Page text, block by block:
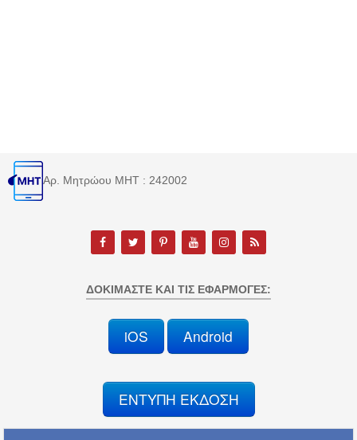
Αρ. Μητρώου MHT : 242002
ΔΟΚΙΜΆΣΤΕ ΚΑΙ ΤΙΣ ΕΦΑΡΜΟΓΈΣ:
iOS Android
ΕΝΤΥΠΗ ΕΚΔΟΣΗ